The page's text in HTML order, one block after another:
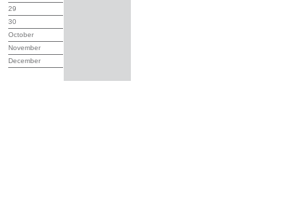
29
30
October
November
December